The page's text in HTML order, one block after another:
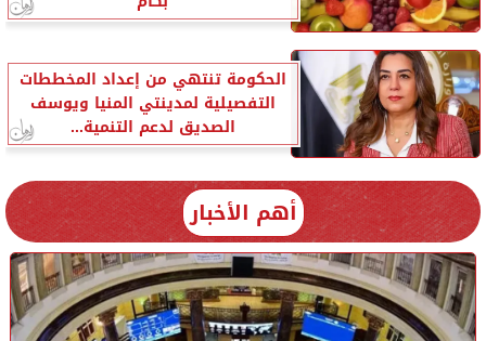
الحكومة تنتهي من إعداد المخططات
التفصيلية لمدينتي المنيا ويوسف
الصديق لدعم التنمية...
أهم الأخبار